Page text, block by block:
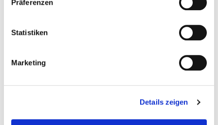
Präferenzen
Statistiken
Marketing
Details zeigen
Terrasse bauen – Randabschlüsse und weitere